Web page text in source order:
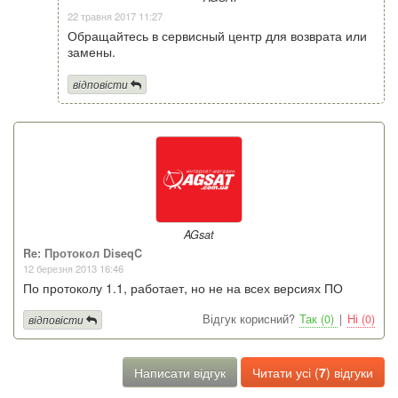
22 травня 2017 11:27
Обращайтесь в сервисный центр для возврата или
замены.
відповісти
AGsat
Re: Протокол DiseqC
12 березня 2013 16:46
По протоколу 1.1, работает, но не на всех версиях ПО
Відгук корисний? Так (0) | Ні (0)
відповісти
Написати відгук Читати усі (7) відгуки